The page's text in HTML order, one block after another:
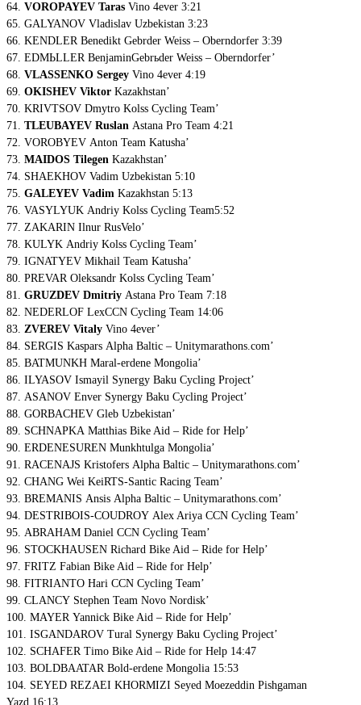
64. VOROPAYEV Taras Vino 4ever 3:21
65. GALYANOV Vladislav Uzbekistan 3:23
66. KENDLER Benedikt Gebrder Weiss – Oberndorfer 3:39
67. EDMЬLLER BenjaminGebrьder Weiss – Oberndorfer’
68. VLASSENKO Sergey Vino 4ever 4:19
69. OKISHEV Viktor Kazakhstan’
70. KRIVTSOV Dmytro Kolss Cycling Team’
71. TLEUBAYEV Ruslan Astana Pro Team 4:21
72. VOROBYEV Anton Team Katusha’
73. MAIDOS Tilegen Kazakhstan’
74. SHAEKHOV Vadim Uzbekistan 5:10
75. GALEYEV Vadim Kazakhstan 5:13
76. VASYLYUK Andriy Kolss Cycling Team5:52
77. ZAKARIN Ilnur RusVelo’
78. KULYK Andriy Kolss Cycling Team’
79. IGNATYEV Mikhail Team Katusha’
80. PREVAR Oleksandr Kolss Cycling Team’
81. GRUZDEV Dmitriy Astana Pro Team 7:18
82. NEDERLOF LexCCN Cycling Team 14:06
83. ZVEREV Vitaly Vino 4ever’
84. SERGIS Kaspars Alpha Baltic – Unitymarathons.com’
85. BATMUNKH Maral-erdene Mongolia’
86. ILYASOV Ismayil Synergy Baku Cycling Project’
87. ASANOV Enver Synergy Baku Cycling Project’
88. GORBACHEV Gleb Uzbekistan’
89. SCHNAPKA Matthias Bike Aid – Ride for Help’
90. ERDENESUREN Munkhtulga Mongolia’
91. RACENAJS Kristofers Alpha Baltic – Unitymarathons.com’
92. CHANG Wei KeiRTS-Santic Racing Team’
93. BREMANIS Ansis Alpha Baltic – Unitymarathons.com’
94. DESTRIBOIS-COUDROY Alex Ariya CCN Cycling Team’
95. ABRAHAM Daniel CCN Cycling Team’
96. STOCKHAUSEN Richard Bike Aid – Ride for Help’
97. FRITZ Fabian Bike Aid – Ride for Help’
98. FITRIANTO Hari CCN Cycling Team’
99. CLANCY Stephen Team Novo Nordisk’
100. MAYER Yannick Bike Aid – Ride for Help’
101. ISGANDAROV Tural Synergy Baku Cycling Project’
102. SCHAFER Timo Bike Aid – Ride for Help 14:47
103. BOLDBAATAR Bold-erdene Mongolia 15:53
104. SEYED REZAEI KHORMIZI Seyed Moezeddin Pishgaman
Yazd 16:13